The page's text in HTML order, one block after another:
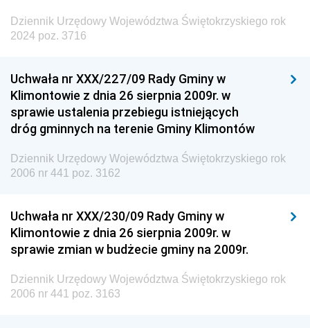
Dziennik Urzędowy Województwa Świętokrzyskiego rok
2024 poz. 3716
Uchwała nr XXX/227/09 Rady Gminy w
Klimontowie z dnia 26 sierpnia 2009r. w
sprawie ustalenia przebiegu istniejących
dróg gminnych na terenie Gminy Klimontów
Dziennik Urzędowy Województwa Świętokrzyskiego rok
2006 nr 441 poz. 3162
Uchwała nr XXX/230/09 Rady Gminy w
Klimontowie z dnia 26 sierpnia 2009r. w
sprawie zmian w budżecie gminy na 2009r.
Dziennik Urzędowy Województwa Świętokrzyskiego rok
2006 nr 441 poz. 3163